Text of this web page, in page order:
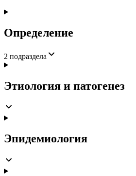
Определение
2 подраздела
Этиология и патогенез
Эпидемиология